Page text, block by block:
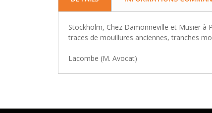
Stockholm, Chez Damonneville et Musier à
traces de mouillures anciennes, tranches
Lacombe (M. Avocat)